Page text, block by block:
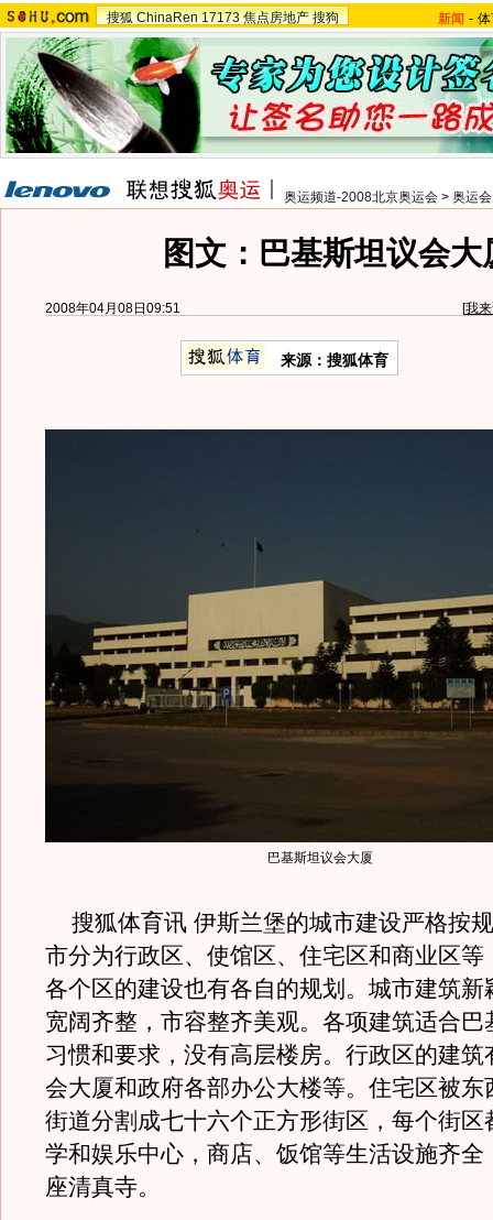
搜狐 ChinaRen 17173 焦点房地产 搜狗 新闻 -
奥运频道-2008北京奥运会 > 奥运
图文：巴基斯坦议会大
2008年04月08日09:51 [我
来源：搜狐体育
巴基斯坦议会大厦
搜狐体育讯 伊斯兰堡的城市建设严格按
市分为行政区、使馆区、住宅区和商业区等
各个区的建设也有各自的规划。城市建筑新
宽阔齐整，市容整齐美观。各项建筑适合巴
习惯和要求，没有高层楼房。行政区的建筑
会大厦和政府各部办公大楼等。住宅区被东
街道分割成七十六个正方形街区，每个街区
学和娱乐中心，商店、饭馆等生活设施齐全
座清真寺。